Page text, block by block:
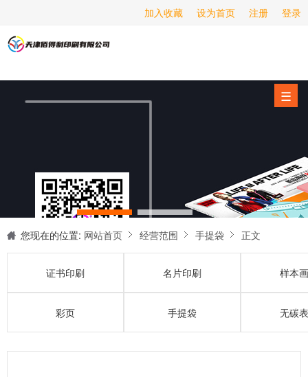
登录
注册
设为首页
加入收藏
☰
海报印刷
服务项目
新闻动态
关于我们
联系我们
您现在的位置: 网站首页 经营范围 手提袋 正文
证书印刷 名片印刷 样本
彩页 手提袋 无碳